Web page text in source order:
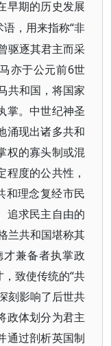
早期的历史发展
语，用来指称“非
驱逐其君主而采
亦于公元前6世
共和国，将国家
掌。中世纪神圣
涌现出诸多共和
权的寡头制或混
度的公共性，
和理念复经市民
追求民主自由的
兰共和国堪称其
兼备者执掌政
致使传统的“共
刻影响了后世共
政体划分为君主
通过剖析英国制